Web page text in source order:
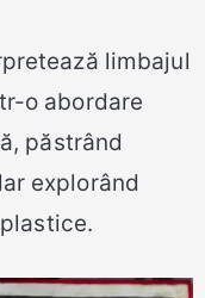
limbajul
o abordare
păstrând
explorând